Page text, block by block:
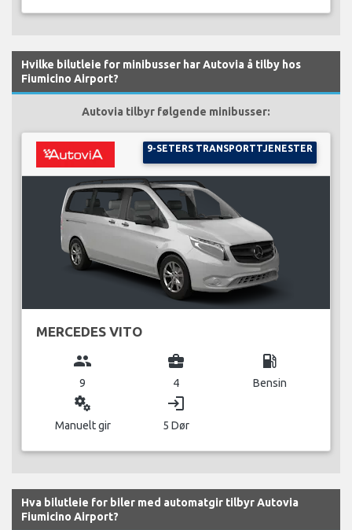
Hvilke bilutleie for minibusser har Autovia å tilby hos
Fiumicino Airport?
Autovia tilbyr følgende minibusser:
9-SETERS TRANSPORTTJENESTER
MERCEDES VITO
group
9
business_center
4
local_gas_station
Bensin
miscellaneous_services
Manuelt gir
login
5 Dør
Hva bilutleie for biler med automatgir tilbyr Autovia
Fiumicino Airport?